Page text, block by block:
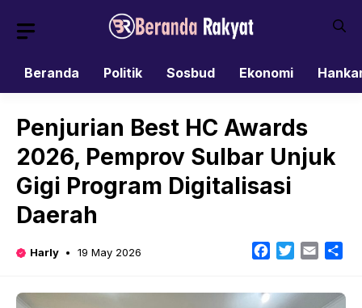
Beranda
Politik Sosbud Ekonomi
Penjurian Best HC Awards
2026, Pemprov Sulbar Unjuk
Gigi Program Digitalisasi
Daerah
Harly 19 May 2026 Facebook
TwitterEmail